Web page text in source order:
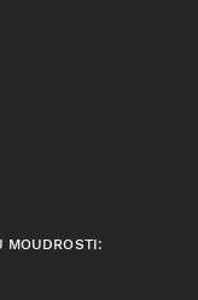
MOUDROSTI: